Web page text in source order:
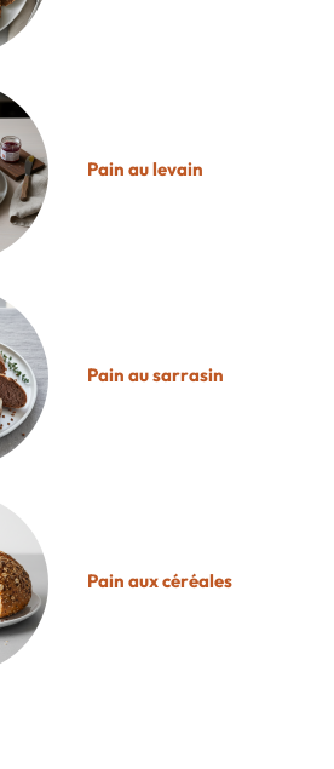
Pain au levain
Pain au sarrasin
Pain aux céréales